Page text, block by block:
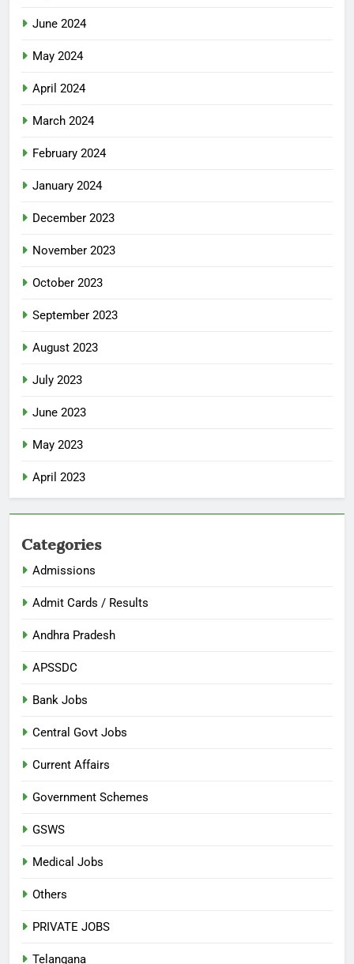
June 2024
May 2024
April 2024
March 2024
February 2024
January 2024
December 2023
November 2023
October 2023
September 2023
August 2023
July 2023
June 2023
May 2023
April 2023
Categories
Admissions
Admit Cards / Results
Andhra Pradesh
APSSDC
Bank Jobs
Central Govt Jobs
Current Affairs
Government Schemes
GSWS
Medical Jobs
Others
PRIVATE JOBS
Telangana